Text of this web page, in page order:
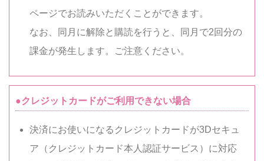
ページでお読みいただくことができます。
なお、同月に解除と購読を行うと、同月で2回分の
課金が発生します。ご注意ください。
●クレジットカードがご利用できない場合
決済にお使いになるクレジットカードが3Dセキュ
ア（クレジットカード本人認証サービス）に対応